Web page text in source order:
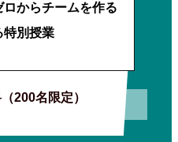
からチームを作る
特別授業
200名限定）